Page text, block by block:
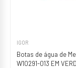
IGOR
Botas de água de
W10291-013 EM